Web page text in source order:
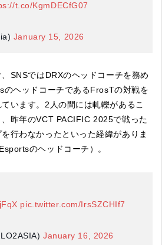
t.co/KgmDECfG07
January 15, 2026
SNSではDRXのヘッドコーチを務め
ヘッドコーチであるFrosTの対戦を
います。2人の間には軋轢があるこ
、昨年のVCT PACIFIC 2025で戦った
行わなかったといった経緯がありま
のヘッドコーチ）。
pic.twitter.com/IrsSZCHIf7
January 16, 2026